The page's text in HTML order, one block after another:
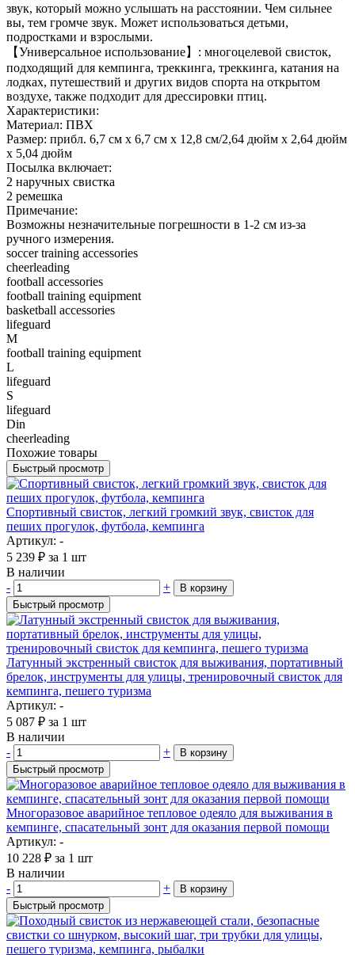
звук, который можно услышать на расстоянии. Чем сильнее
вы, тем громче звук. Может использоваться детьми,
подростками и взрослыми.
【Универсальное использование】: многоцелевой свисток,
подходящий для кемпинга, треккинга, треккинга, катания на
лодках, путешествий и других видов спорта на открытом
воздухе, также подходит для дрессировки птиц.
Характеристики:
Материал: ПВХ
Размер: прибл. 6,7 см x 6,7 см x 12,8 см/2,64 дюйм x 2,64 дюйм
x 5,04 дюйм
Посылка включает:
2 наручных свистка
2 ремешка
Примечание:
Возможны незначительные погрешности в 1-2 см из-за
ручного измерения.
soccer training accessories
cheerleading
football accessories
football training equipment
basketball accessories
lifeguard
M
football training equipment
L
lifeguard
S
lifeguard
Din
cheerleading
Похожие товары
Быстрый просмотр
Спортивный свисток, легкий громкий звук, свисток для
пеших прогулок, футбола, кемпинга
Артикул: -
5 239 ₽ за 1 шт
В наличии
-
+
В корзину
Быстрый просмотр
Латунный экстренный свисток для выживания, портативный
брелок, инструменты для улицы, тренировочный свисток для
кемпинга, пешего туризма
Артикул: -
5 087 ₽ за 1 шт
В наличии
-
+
В корзину
Быстрый просмотр
Многоразовое аварийное тепловое одеяло для выживания в
кемпинге, спасательный зонт для оказания первой помощи
Артикул: -
10 228 ₽ за 1 шт
В наличии
-
+
В корзину
Быстрый просмотр